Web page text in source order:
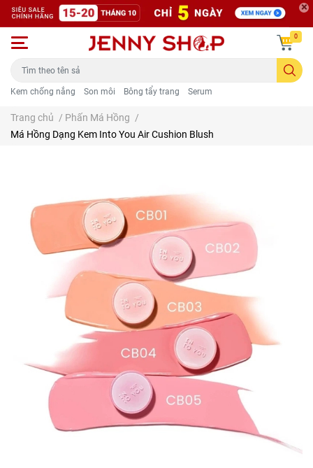
Kem chống nắng Son môi Bông tẩy trang Serum
0
Trang chủ / Phấn Má Hồng /
Má Hồng Dạng Kem Into You Air Cushion Blush